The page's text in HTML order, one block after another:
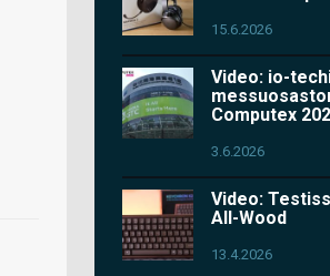
15.6.2026
Video: io-
Computex
3.6.2026
Video:
All-Wood
13.4.2026